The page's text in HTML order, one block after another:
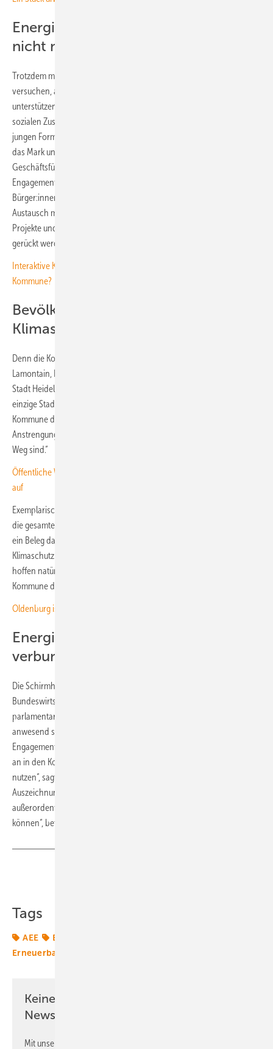
Energiewende ist ohne Kommunen
nicht möglich
Trotzdem machen sich stetig neue Kommunen auf den Weg oder
versuchen, als Vorreiterkommune mit ihren Erfahrungen andere zu
unterstützen. „So wie Kommunen das Mark und den Rahmen des
sozialen Zusammenlebens schon seit dem Mittelalter in ihrer ganz
jungen Form darstellen, so sind die Energie-Kommunen des Monats
das Mark unserer Arbeit auf kommunaler Ebene“, sagt Robert Brandt,
Geschäftsführer der AEE. „Die Energiewende ist ohne das große
Engagement der kommunalen Entscheider:innen und der
Bürger:innen hierzulande nicht denkbar. Umso wichtiger ist der stete
Austausch mit ihnen bezüglich der konkreten Umsetzung neuer
Projekte und die Würdigung ihrer Arbeit. Diese soll mehr in den Fokus
gerückt werden.“
Interaktive Karte zu finanzieller Teilhabe: Wie viel Geld geht an die
Kommune?
Bevölkerung steht hinter
Klimaschutzmaßnahmen
Denn die Kommunen sind stolz auf die Erfolge. So sagt Raoul Schmidt-
Lamontain, Bürgermeister für Klimaschutz, Umwelt und Mobilität der
Stadt Heidelberg: „Im Januar 2024 wurde Heidelberg als bislang
einzige Stadt in Deutschland bereits zum zweiten Mal als Energie-
Kommune des Monats ausgezeichnet. Das zeigt, dass wir mit unseren
Anstrengungen für Energiewende und Klimaschutz auf dem richtigen
Weg sind.“
Öffentliche Wasserstofftankstelle in Heidelberg nimmt ihren Betrieb
auf
Exemplarisch dafür stehe die positive Entwicklung der CO2-Bilanz für
die gesamte Stadt, betont Raoul Schmidt-Lamontain. „Dieser Erfolg ist
ein Beleg dafür, dass die Heidelberger Bevölkerung hinter den
Klimaschutzmaßnahmen steht und bereit ist, aktiv mitzuwirken. Wir
hoffen natürlich auch, dass sich das in der Abstimmung zur Energie-
Kommune des Jahres widerspiegelt“, sagt er.
Oldenburg ist Solarhauptstadt mit 2.656 neuen PV-Anlagen
Energiewende ist mit Bürger:innen
verbunden
Die Schirmherrschaft der Auszeichnung hat das
Bundeswirtschaftsministerium (BMWK) übernommen. Stefan Wenzel,
parlamentarischer Staatssekretär im BMWK, wird zur Auszeichung
anwesend sein. „Die Energiewende ist unumkehrbar mit dem
Engagement der Bürgerinnen und Bürger verbunden, die von Anfang
an in den Kommunen aktiv den Wandel gestalten und zu ihrem Vorteil
nutzen“, sagt er. „Das beweist die mittlerweile über 15 Jahre währende
Auszeichnung als Energie-Kommune und ich freue mich
außerordentlich, im Februar diese Initiative begleiten und würdigen zu
können“, betont Stefan Wenzel. (su)
Tags
AEE Energiemarkt
Erneuerbare Energie
Keine Zeit? Kein Problem mit dem ERE
Newsletter!
Mit unserem Newsletter erhalten Sie regelmäßig von uns